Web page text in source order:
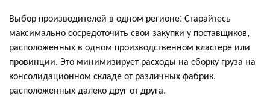
Выбор производителей в одном регионе: Старайтесь
максимально сосредоточить свои закупки у поставщиков,
расположенных в одном производственном кластере или
провинции. Это минимизирует расходы на сборку груза на
консолидационном складе от различных фабрик,
расположенных далеко друг от друга.